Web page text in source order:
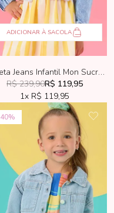
ADICIONAR À SACOLA
Jaqueta Jeans Infantil Mon Sucré Limone
R$ 239,90R$ 119,95
1x R$ 119,95
40%